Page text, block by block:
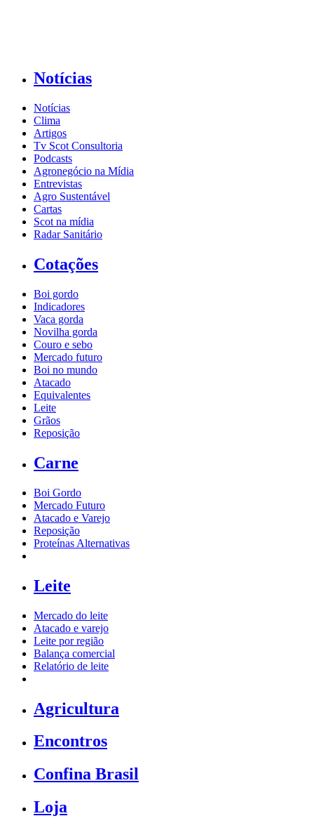
Notícias
Notícias
Clima
Artigos
Tv Scot Consultoria
Podcasts
Agronegócio na Mídia
Entrevistas
Agro Sustentável
Cartas
Scot na mídia
Radar Sanitário
Cotações
Boi gordo
Indicadores
Vaca gorda
Novilha gorda
Couro e sebo
Mercado futuro
Boi no mundo
Atacado
Equivalentes
Leite
Grãos
Reposição
Carne
Boi Gordo
Mercado Futuro
Atacado e Varejo
Reposição
Proteínas Alternativas
Leite
Mercado do leite
Atacado e varejo
Leite por região
Balança comercial
Relatório de leite
Agricultura
Encontros
Confina Brasil
Loja